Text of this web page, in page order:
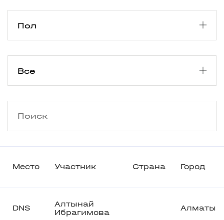
Место Участник Страна Город
DNS
Алтынай
Ибрагимова
Алматы